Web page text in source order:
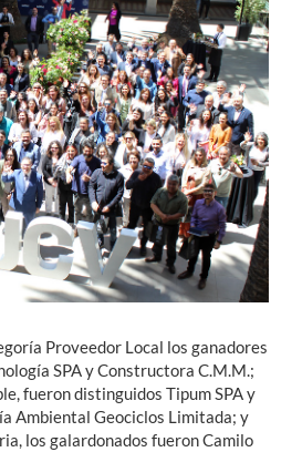
Proveedor Local los ganadores
SPA y Constructora C.M.M.;
fueron distinguidos Tipum SPA y
Ambiental Geociclos Limitada; y
los galardonados fueron Camilo